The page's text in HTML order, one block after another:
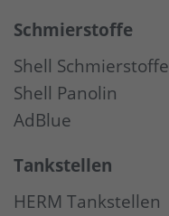
Schmierstoffe
Shell Schmierstoffe
Shell Panolin
AdBlue
Tankstellen
HERM Tankstellen